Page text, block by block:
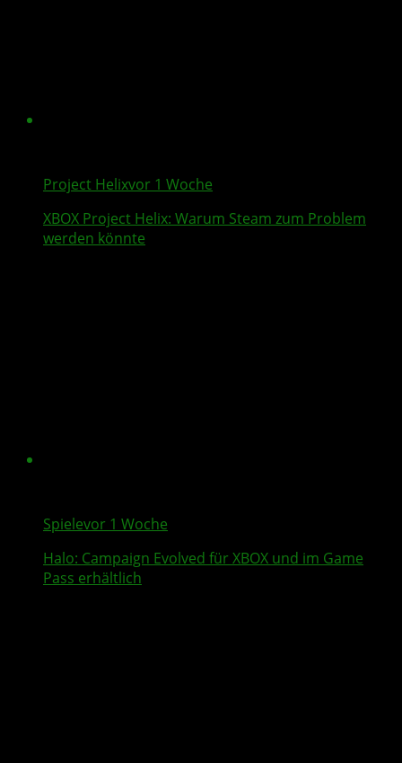
Project Helixvor 1 Woche
XBOX Project Helix: Warum Steam zum Problem
werden könnte
Spielevor 1 Woche
Halo: Campaign Evolved für XBOX und im Game
Pass erhältlich